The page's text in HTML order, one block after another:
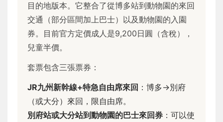
目的地版本。它整合了從博多站到動物園的來回
交通（部分區間加上巴士）以及動物園的入園
券。目前官方定價成人是9,200日圓（含稅），
兒童半價。
套票包含三張票券：
JR九州新幹線+特急自由席來回 ：博多→別府
（或大分）來回，限自由席。
別府站或大分站到動物園的巴士來回券 ：可以使